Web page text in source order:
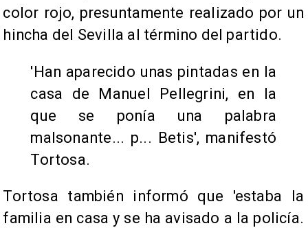
color rojo, presuntamente realizado por un
hincha del Sevilla al término del partido.
'Han aparecido unas pintadas en la
casa de Manuel Pellegrini, en la
que se ponía una palabra
malsonante... p... Betis', manifestó
Tortosa.
Tortosa también informó que 'estaba la
familia en casa y se ha avisado a la policía.